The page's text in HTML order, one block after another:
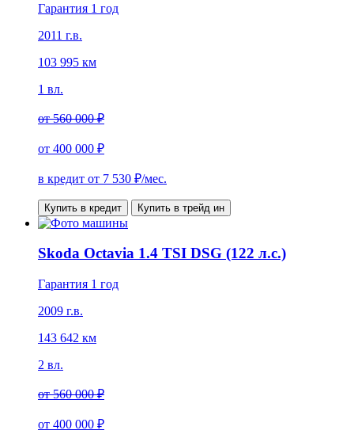
Гарантия 1 год
2011 г.в.
103 995 км
1 вл.
от560 000 ₽
от 400 000 ₽
в кредит от 7 530 ₽/мес.
Купить в кредит Купить в трейд ин
Skoda Octavia 1.4 TSI DSG (122 л.с.)
Гарантия 1 год
2009 г.в.
143 642 км
2 вл.
от560 000 ₽
от 400 000 ₽